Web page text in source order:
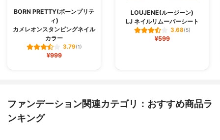
BORN PRETTY(ボーンプリテ
ィ)
カメレオンスタンピングネイル
カラー
3.79(1)
¥999
LOUJENE(ルージーン)
LJ ネイルリムーバーシート
3.68(5)
¥599
ファンデーション関連カテゴリ：おすすめ商品ラ
ンキング